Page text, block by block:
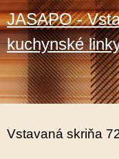
JASAPO -
kuchynské
Vstavaná skriňa